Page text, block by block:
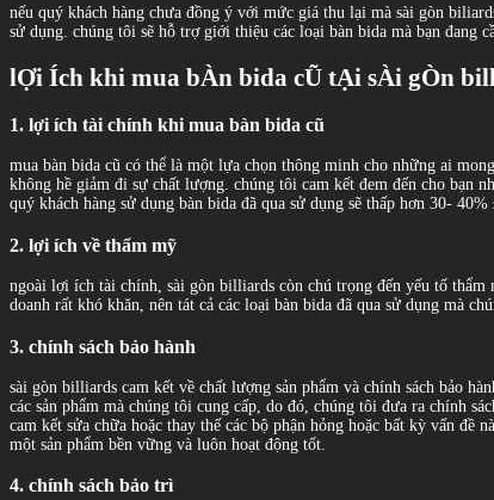
nếu quý khách hàng chưa đồng ý với mức giá thu lại mà sài gòn
sử dụng. chúng tôi sẽ hỗ trợ giới thiệu các loại bàn bida mà bạn đang
lỢi Ích khi mua bÀn bida cŨ tẠi sÀi gÒn
1. lợi ích tài chính khi mua bàn bida cũ
mua bàn bida cũ có thể là một lựa chọn thông minh cho những ai
không hề giảm đi sự chất lượng. chúng tôi cam kết đem đến cho bạn
quý khách hàng sử dụng bàn bida đã qua sử dụng sẽ thấp hơn 30-
2. lợi ích về thẩm mỹ
ngoài lợi ích tài chính, sài gòn billiards còn chú trọng đến yếu tố thẩm
doanh rất khó khăn, nên tát cả các loại bàn bida đã qua sử dụng mà
3. chính sách bảo hành
sài gòn billiards cam kết về chất lượng sản phẩm và chính sách bảo
các sản phẩm mà chúng tôi cung cấp, do đó, chúng tôi đưa ra chính
cam kết sửa chữa hoặc thay thế các bộ phận hỏng hoặc bất kỳ vấn đề
một sản phẩm bền vững và luôn hoạt động tốt.
4. chính sách bảo trì